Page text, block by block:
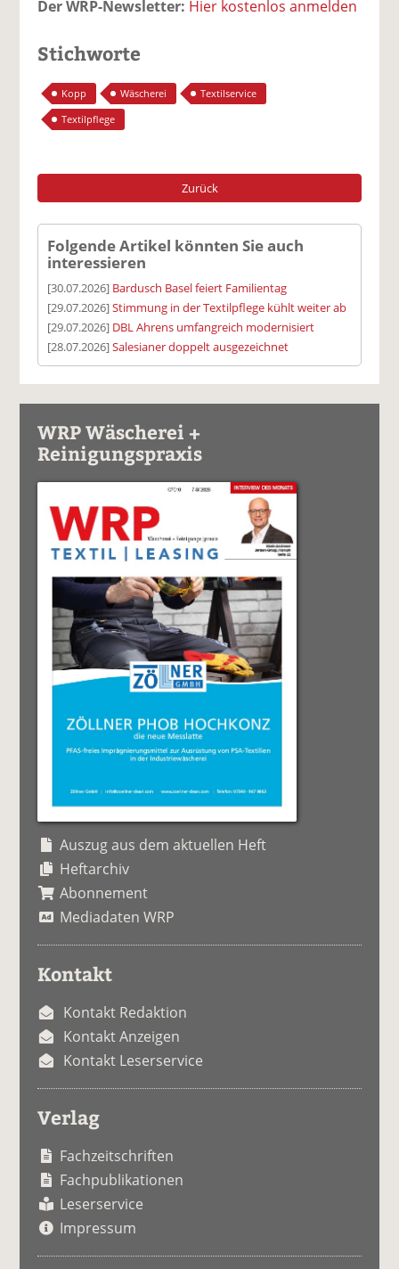
Der WRP-Newsletter: Hier kostenlos anmelden
Stichworte
Kopp Wäscherei
Textilservice
Textilpflege
Zurück
Folgende Artikel könnten Sie auch
interessieren
[30.07.2026] Bardusch Basel feiert Familientag
[29.07.2026]Stimmung in der Textilpflege kühlt weiter ab
[29.07.2026] DBL Ahrens umfangreich modernisiert
[28.07.2026]Salesianer doppelt ausgezeichnet
WRP Wäscherei +
Reinigungspraxis
Auszug aus dem aktuellen Heft
Heftarchiv
Abonnement
Mediadaten WRP
Kontakt
Kontakt Redaktion
Kontakt Anzeigen
Kontakt Leserservice
Verlag
Fachzeitschriften
Fachpublikationen
Leserservice
Impressum